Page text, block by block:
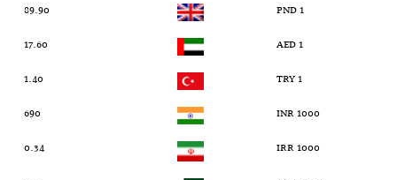
1 PND
89.90
1 AED
17.60
1 TRY
1.40
1000 INR
690
1000 IRR
0.34